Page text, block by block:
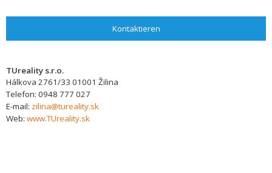
Kontaktieren
TUreality s.r.o.
Hálkova 2761/33 01001 Žilina
Telefon: 0948 777 027
E-mail: zilina@tureality.sk
Web: www.TUreality.sk